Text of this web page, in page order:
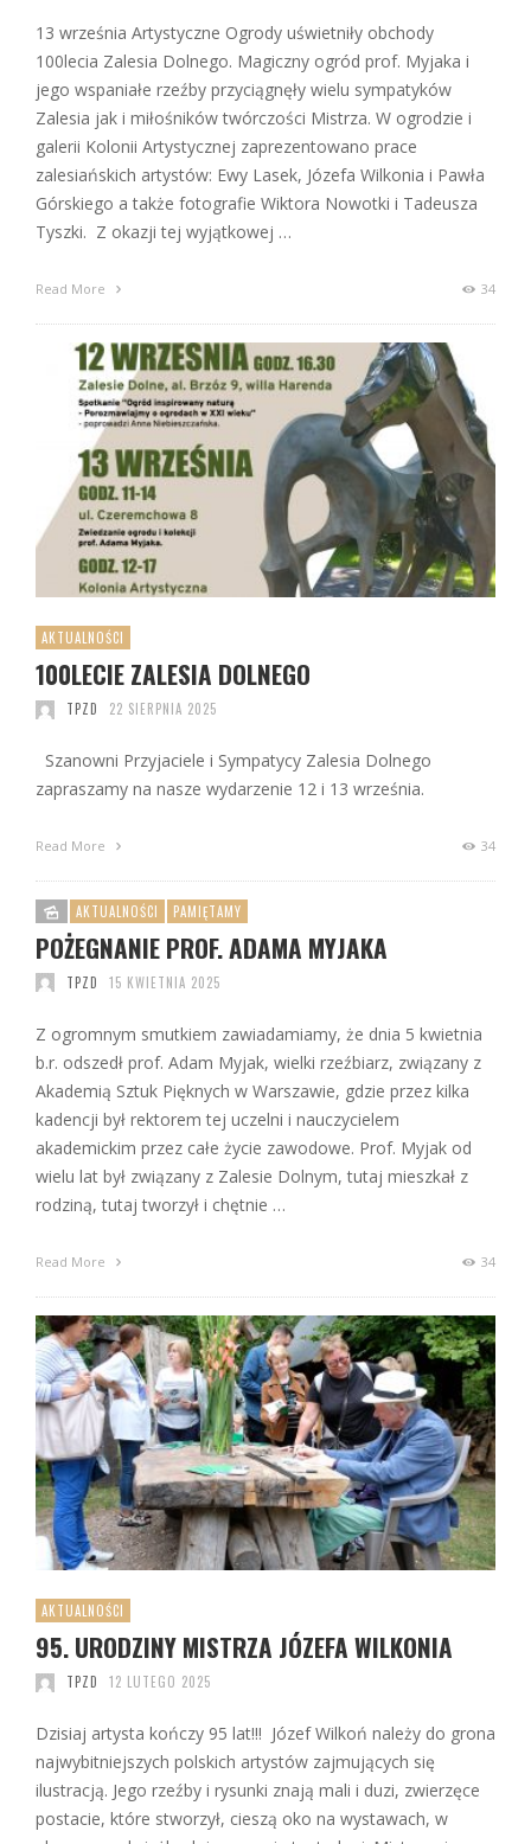
13 września Artystyczne Ogrody uświetniły obchody
100lecia Zalesia Dolnego. Magiczny ogród prof. Myjaka i
jego wspaniałe rzeźby przyciągnęły wielu sympatyków
Zalesia jak i miłośników twórczości Mistrza. W ogrodzie i
galerii Kolonii Artystycznej zaprezentowano prace
zalesiańskich artystów: Ewy Lasek, Józefa Wilkonia i Pawła
Górskiego a także fotografie Wiktora Nowotki i Tadeusza
Tyszki. Z okazji tej wyjątkowej …
Read More 34
AKTUALNOŚCI
100LECIE ZALESIA DOLNEGO
TPZD 22 SIERPNIA 2025
Szanowni Przyjaciele i Sympatycy Zalesia Dolnego
zapraszamy na nasze wydarzenie 12 i 13 września.
Read More 34
AKTUALNOŚCI PAMIĘTAMY
POŻEGNANIE PROF. ADAMA MYJAKA
TPZD 15 KWIETNIA 2025
Z ogromnym smutkiem zawiadamiamy, że dnia 5 kwietnia
b.r. odszedł prof. Adam Myjak, wielki rzeźbiarz, związany z
Akademią Sztuk Pięknych w Warszawie, gdzie przez kilka
kadencji był rektorem tej uczelni i nauczycielem
akademickim przez całe życie zawodowe. Prof. Myjak od
wielu lat był związany z Zalesie Dolnym, tutaj mieszkał z
rodziną, tutaj tworzył i chętnie …
Read More 34
AKTUALNOŚCI
95. URODZINY MISTRZA JÓZEFA WILKONIA
TPZD 12 LUTEGO 2025
Dzisiaj artysta kończy 95 lat!!! Józef Wilkoń należy do grona
najwybitniejszych polskich artystów zajmujących się
ilustracją. Jego rzeźby i rysunki znają mali i duzi, zwierzęce
postacie, które stworzył, cieszą oko na wystawach, w